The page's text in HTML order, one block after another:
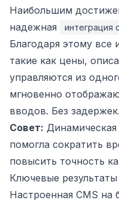
Наибольшим
надежная
интеграция
Благодаря этому
такие как цены,
управляются из
мгновенно
вводов. Без задержек.
Совет:
помогла сократить
повысить точность
Ключевые результаты
Настроенная CMS на